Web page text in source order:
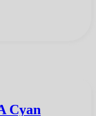
Cyan